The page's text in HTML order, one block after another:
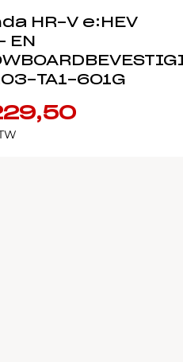
HR-V e:HEV
EN
TA1-601G